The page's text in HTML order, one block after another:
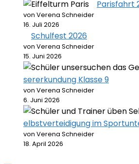
Parisfahrt
von Verena Schneider
16. Juli 2026
Schulfest 2026
von Verena Schneider
15. Juni 2026
sererkundung Klasse 9
von Verena Schneider
6. Juni 2026
elbstverteidigung im
von Verena Schneider
18. April 2026